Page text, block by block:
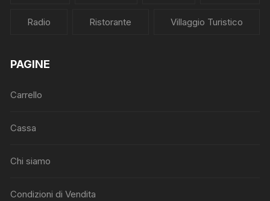
Radio Ristorante Villaggio Turistico
PAGINE
Carrello
Cassa
Chi siamo
Condizioni di Vendita